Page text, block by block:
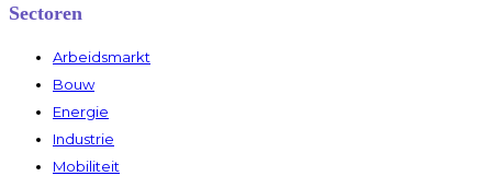
Sectoren
Arbeidsmarkt
Bouw
Energie
Industrie
Mobiliteit